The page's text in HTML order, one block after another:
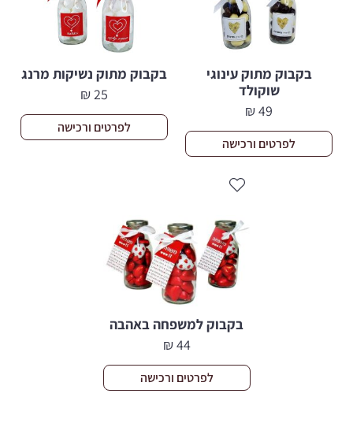
בקבוק מתוק עינוגי
שוקולד
49
₪
לפרטים ורכישה
בקבוק מתוק נשיקות מרנג
25
₪
לפרטים ורכישה
בקבוק למשפחה באהבה
44
₪
לפרטים ורכישה